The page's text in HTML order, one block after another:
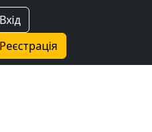
Вхід
Реєстрація